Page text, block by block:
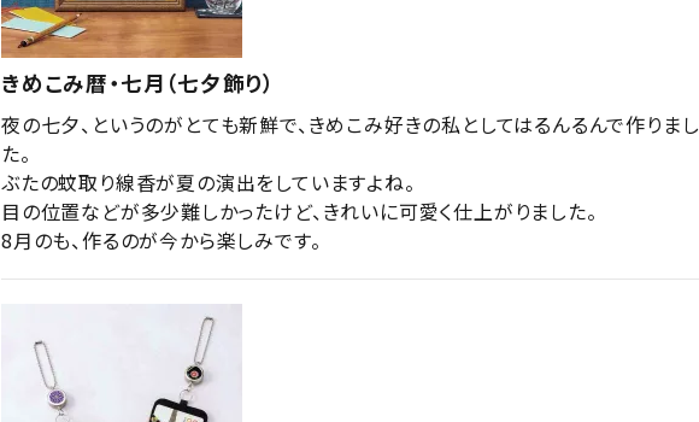
きめこみ暦・七月（七夕飾り）
夜の七夕、というのがとても新鮮で、きめこみ好きの私としてはるんるんで作りまし
た。
ぶたの蚊取り線香が夏の演出をしていますよね。
目の位置などが多少難しかったけど、きれいに可愛く仕上がりました。
8月のも、作るのが今から楽しみです。